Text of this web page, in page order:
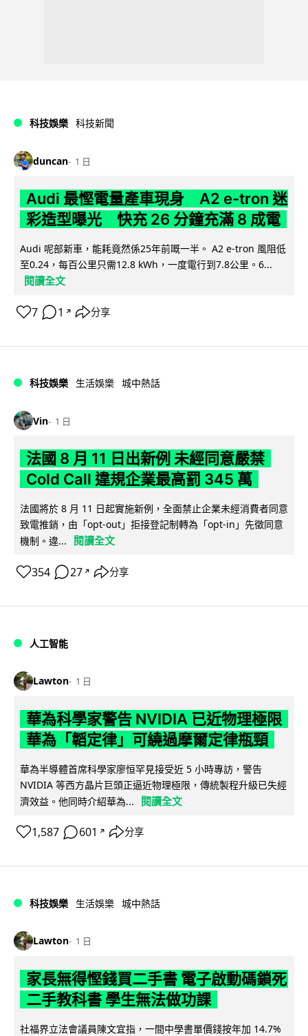
科技娛樂 科技新聞
duncan 1 日
Audi 最慳電量產車現身 A2 e-tron 迷
彩造型曝光 快充 26 分鐘充滿 8 成電
Audi 呢部新車，能耗竟然係25年前嘅一半。 A2 e-tron 風阻低
至0.24，每百公里只需12.8 kWh，一度電行到7.8公里。6...
閱讀全文
7 1 ↗ 分享
科技娛樂 生活娛樂 城中熱話
Vin 1 日
法國 8 月 11 日出新例 未經同意嚴禁
Cold Call 違規企業最高罰 345 萬
法國將於 8 月 11 日起實施新例，全面禁止企業未經消費者同意
致電推銷，由「opt-out」拒接登記制轉為「opt-in」先徵同意
機制。違...
閱讀全文
354 27 ↗ 分享
人工智能
Lawton 1 日
華為科學家警告 NVIDIA 已近物理極限
華為「韜定律」可繞過摩爾定律瓶頸
華為半導體首席科學家廖恒罕見接受近 5 小時專訪，警告
NVIDIA 等西方晶片巨頭正逼近物理極限，傳統製程升級已失經
濟效益。他同時介紹華為...
閱讀全文
1,587 601 ↗ 分享
科技娛樂 生活娛樂 城中熱話
Lawton 1 日
家長無得慳錢買二手書 電子啟動碼鎖死
二手教科書 學生無法做功課
社福界立法會議員陳文宜指，一間中學書單價錢按年加 14.7%